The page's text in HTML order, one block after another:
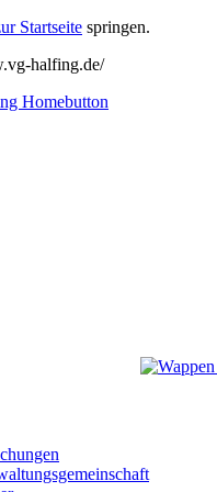
Startseite springen.
halfing.de/